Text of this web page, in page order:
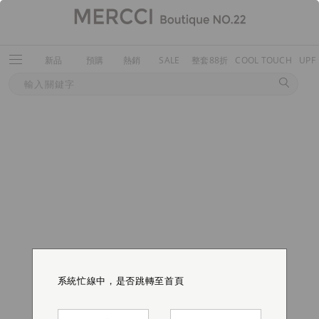
新品 預購 熱銷 SALE 整套88折 COOL TOUCH
系統忙線中，是否跳轉至首頁
系統忙線中，是否跳轉至首頁
系統忙線中，是否跳轉至首頁
系統忙線中，是否跳轉至首頁
系統忙線中，是否跳轉至首頁